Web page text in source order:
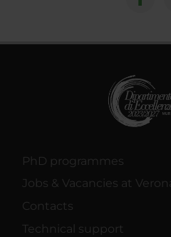
PhD programmes
Jobs & Vacancies at
Contacts
Technical support